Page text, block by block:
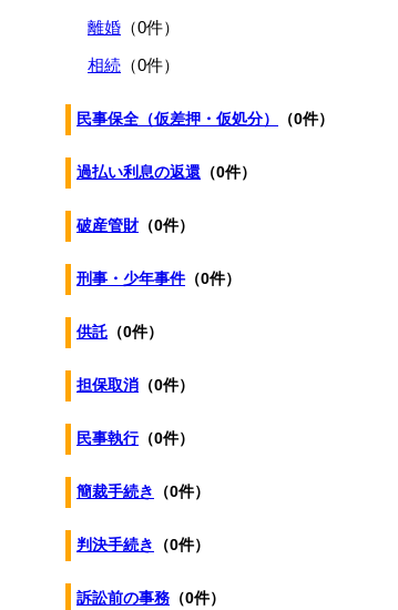
離婚 （0件）
相続 （0件）
民事保全（仮差押・仮処分） （0件）
過払い利息の返還 （0件）
破産管財 （0件）
刑事・少年事件（0件）
供託 （0件）
担保取消 （0件）
民事執行（0件）
簡裁手続き （0件）
判決手続き （0件）
訴訟前の事務 （0件）